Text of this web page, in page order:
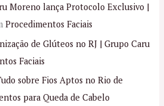
Moreno lança Protocolo Exclusivo |
Procedimentos Faciais
de Glúteos no RJ | Grupo Caru
Faciais
sobre Fios Aptos no Rio de
para Queda de Cabelo